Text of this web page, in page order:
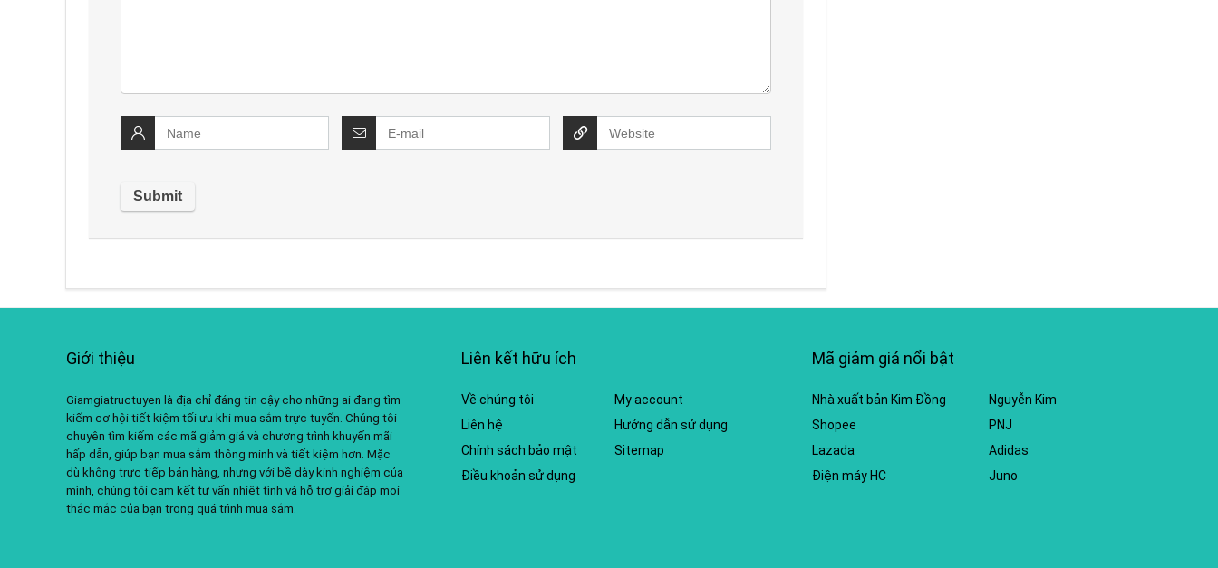
Giới thiệu
Giamgiatructuyen là địa chỉ đáng tin cậy cho những ai đang tìm
kiếm cơ hội tiết kiệm tối ưu khi mua sắm trực tuyến. Chúng tôi
chuyên tìm kiếm các mã giảm giá và chương trình khuyến mãi
hấp dẫn, giúp bạn mua sắm thông minh và tiết kiệm hơn. Mặc
dù không trực tiếp bán hàng, nhưng với bề dày kinh nghiệm của
mình, chúng tôi cam kết tư vấn nhiệt tình và hỗ trợ giải đáp mọi
thắc mắc của bạn trong quá trình mua sắm.
Liên kết hữu ích
Về chúng tôi
Liên hệ
Chính sách bảo mật
Điều khoản sử dụng
My account
Hướng dẫn sử dụng
Sitemap
Mã giảm giá nổi bật
Nhà xuất bản Kim Đồng
Shopee
Lazada
Điện máy HC
Nguyễn Kim
PNJ
Adidas
Juno